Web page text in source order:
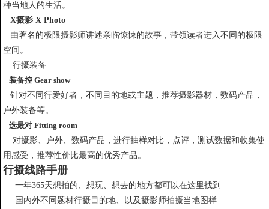
种当地人的生活。
X摄影 X Photo
由著名的极限摄影师讲述亲临惊悚的故事，带领读者进入不同的极限
空间。
行摄装备
装备控 Gear show
针对不同行爱好者，不同目的地或主题，推荐摄影器材，数码产品，
户外装备等。
选最对 Fitting room
对摄影、户外、数码产品，进行抽样对比，点评，测试数据和收集使
用感受，推荐性价比最高的优秀产品。
行摄线路手册
一年365天想拍的、想玩、想去的地方都可以在这里找到
国内外不同题材行摄目的地、以及摄影师拍摄当地图样